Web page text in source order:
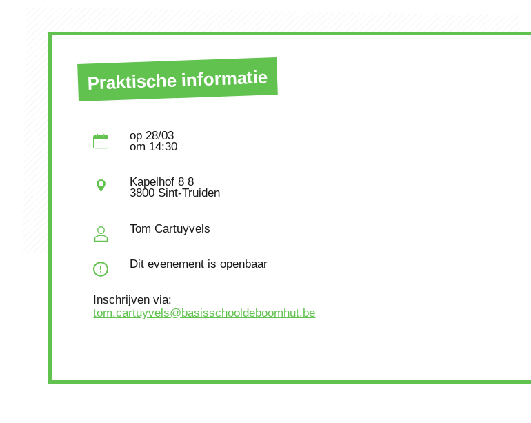
Praktische informatie
op 28/03
om 14:30
Kapelhof 8 8
3800 Sint-Truiden
Tom Cartuyvels
Dit evenement is openbaar
Inschrijven via:
tom.cartuyvels@basisschooldeboomhut.be